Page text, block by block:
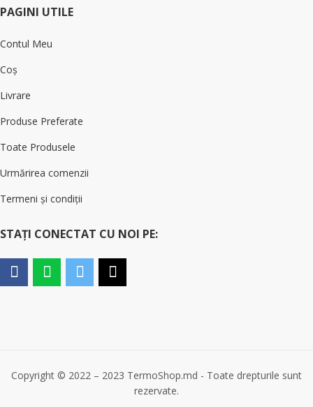
PAGINI UTILE
Contul Meu
Coș
Livrare
Produse Preferate
Toate Produsele
Urmărirea comenzii
Termeni și condiții
STAȚI CONECTAT CU NOI PE:
Copyright © 2022 – 2023 TermoShop.md - Toate drepturile sunt
rezervate.